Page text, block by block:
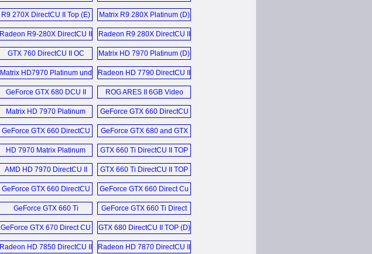
R9 270X DirectCU II Top (E) Matrix R9 280X Platinum (D)
Radeon R9-280X DirectCU II
TOP (E)
Radeon R9 280X DirectCU II
TOP (E)
GTX 760 DirectCU II OC
2GB (E)
Matrix HD 7970 Platinum (D)
Matrix HD7970 Platinum und
HIS 7970 IceQ X2 GHz
Edition (D)
Radeon HD 7790 DirectCU II
OC (D)
GeForce GTX 680 DCU II
TOP (D)
ROG ARES II 6GB Video
Card (E)
Matrix HD 7970 Platinum
Video Card (E)
GeForce GTX 660 DirectCU
II (E)
GeForce GTX 660 DirectCU
II Top OC (E)
GeForce GTX 680 and GTX
670 DirectCU II Top (E)
HD 7970 Matrix Platinum
3GB (E)
GTX 660 Ti DirectCU II TOP
Grafikkarten (D)
AMD HD 7970 DirectCU II
Video Card (E)
GTX 660 Ti DirectCU II TOP
Edition (E)
GeForce GTX 660 DirectCU
II TOP (E)
GeForce GTX 660 Direct Cu
II 2GB (E)
GeForce GTX 660 Ti
DirectCU II Top (D)
GeForce GTX 660 Ti Direct
CU II 2GB (E)
GeForce GTX 670 Direct CU
II 2GB (E)
GTX 680 DirectCU II TOP (D)
Radeon HD 7850 DirectCU II
Radeon HD 7870 DirectCU II